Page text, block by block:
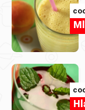
Članak
Znaš li
domaći